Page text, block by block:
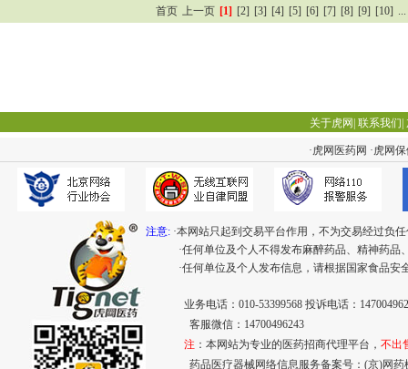
首页 上一页 [1] [2] [3] [4] [5] [6] [7] [8] [9] [10] ...
关于虎网 联系我们
·虎网医药网 ·虎网
注意: ·本网站只起到交易平台作用，不为交易经过负
·任何单位及个人不得发布麻醉药品、精神药
·任何单位及个人发布信息，请根据国家食品
业务电话：010-53399568 投诉电话：
客服微信：14700496243
注 ：本网站为专业的医药招商代理平台， 不出
药品医疗器械网络信息服务备案号：(京)网